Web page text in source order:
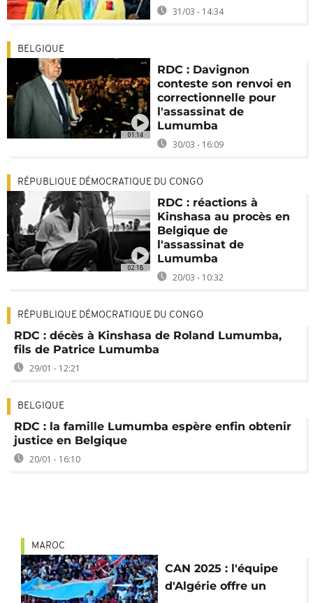
31/03 - 14:34
01:14
BELGIQUE
RDC : Davignon
conteste son renvoi en
correctionnelle pour
l'assassinat de
Lumumba
30/03 - 16:09
02:18
RÉPUBLIQUE DÉMOCRATIQUE DU CONGO
RDC : réactions à
Kinshasa au procès en
Belgique de
l'assassinat de
Lumumba
20/03 - 10:32
RÉPUBLIQUE DÉMOCRATIQUE DU CONGO
RDC : décès à Kinshasa de Roland Lumumba,
fils de Patrice Lumumba
29/01 - 12:21
BELGIQUE
RDC : la famille Lumumba espère enfin obtenir
justice en Belgique
20/01 - 16:10
MAROC
CAN 2025 : l'équipe
d'Algérie offre un